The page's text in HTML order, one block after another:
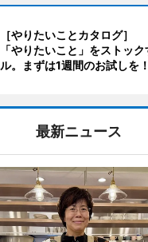
［やりたいことカタログ］
「やりたいこと」をストッ
ル。まずは1週間のお試しを！
最新ニュース